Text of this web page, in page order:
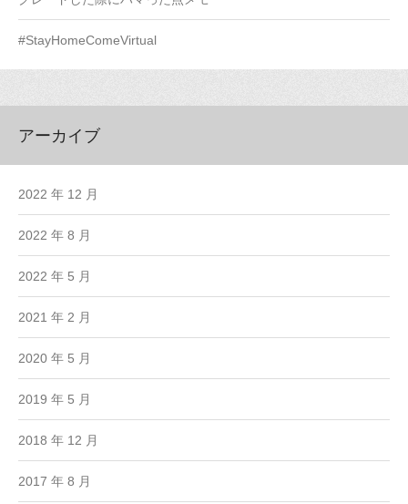
#StayHomeComeVirtual
アーカイブ
2022 年 12 月
2022 年 8 月
2022 年 5 月
2021 年 2 月
2020 年 5 月
2019 年 5 月
2018 年 12 月
2017 年 8 月